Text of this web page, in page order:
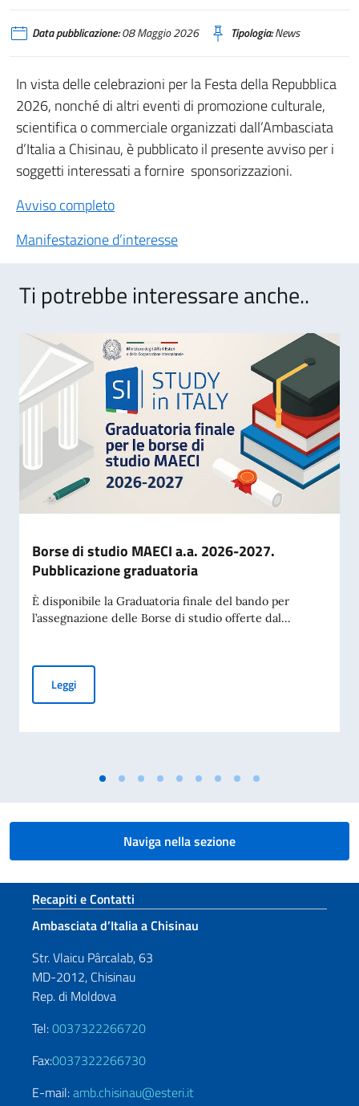
Data pubblicazione:08 Maggio 2026 Tipologia:News
In vista delle celebrazioni per la Festa della Repubblica
2026, nonché di altri eventi di promozione culturale,
scientifica o commerciale organizzati dall’Ambasciata
d’Italia a Chisinau, è pubblicato il presente avviso per i
soggetti interessati a fornire sponsorizzazioni.
Avviso completo
Manifestazione d’interesse
Ti potrebbe interessare anche..
Borse di studio MAECI a.a. 2026-2027.
Pubblicazione graduatoria
È disponibile la Graduatoria finale del bando per
l’assegnazione delle Borse di studio offerte dal...
LeggiBorse di studio MAECI a.a. 2026-2027. Pubblicazione
Naviga nella sezione
Sezione footer
Recapiti e Contatti
Ambasciata d’Italia a Chisinau
Str. Vlaicu Pârcalab, 63
MD-2012, Chisinau
Rep. di Moldova
Tel:0037322266720
Fax:0037322266730
E-mail:amb.chisinau@esteri.it